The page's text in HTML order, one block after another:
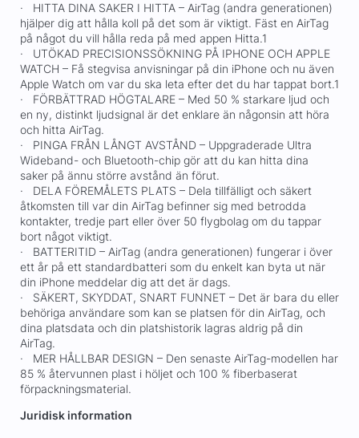
· HITTA DINA SAKER I HITTA – AirTag (andra generationen)
hjälper dig att hålla koll på det som är viktigt. Fäst en AirTag
på något du vill hålla reda på med appen Hitta.1
· UTÖKAD PRECISIONSSÖKNING PÅ IPHONE OCH APPLE
WATCH – Få stegvisa anvisningar på din iPhone och nu även
Apple Watch om var du ska leta efter det du har tappat bort.1
· FÖRBÄTTRAD HÖGTALARE – Med 50 % starkare ljud och
en ny, distinkt ljudsignal är det enklare än någonsin att höra
och hitta AirTag.
· PINGA FRÅN LÅNGT AVSTÅND – Uppgraderade Ultra
Wideband- och Bluetooth-chip gör att du kan hitta dina
saker på ännu större avstånd än förut.
· DELA FÖREMÅLETS PLATS – Dela tillfälligt och säkert
åtkomsten till var din AirTag befinner sig med betrodda
kontakter, tredje part eller över 50 flygbolag om du tappar
bort något viktigt.
· BATTERITID – AirTag (andra generationen) fungerar i över
ett år på ett standardbatteri som du enkelt kan byta ut när
din iPhone meddelar dig att det är dags.
· SÄKERT, SKYDDAT, SNART FUNNET – Det är bara du eller
behöriga användare som kan se platsen för din AirTag, och
dina platsdata och din platshistorik lagras aldrig på din
AirTag.
· MER HÅLLBAR DESIGN – Den senaste AirTag-modellen har
85 % återvunnen plast i höljet och 100 % fiberbaserat
förpackningsmaterial.
Juridisk information